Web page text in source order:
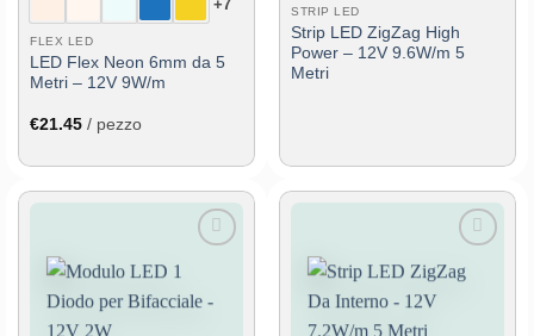
+7
FLEX LED
LED Flex Neon 6mm da 5
Metri – 12V 9W/m
€21.45 / pezzo
STRIP LED
Strip LED ZigZag High
Power – 12V 9.6W/m 5
Metri
Aggiungi
alla lista
dei
desideri
Aggiungi
alla lista